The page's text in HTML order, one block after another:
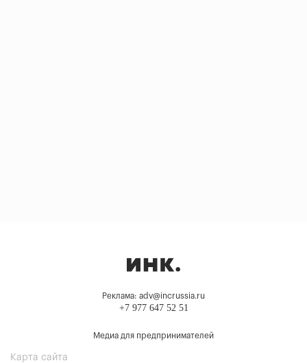
Реклама: adv@incrussia.ru
+7 977 647 52 51
Медиа для предпринимателей
Карта сайта